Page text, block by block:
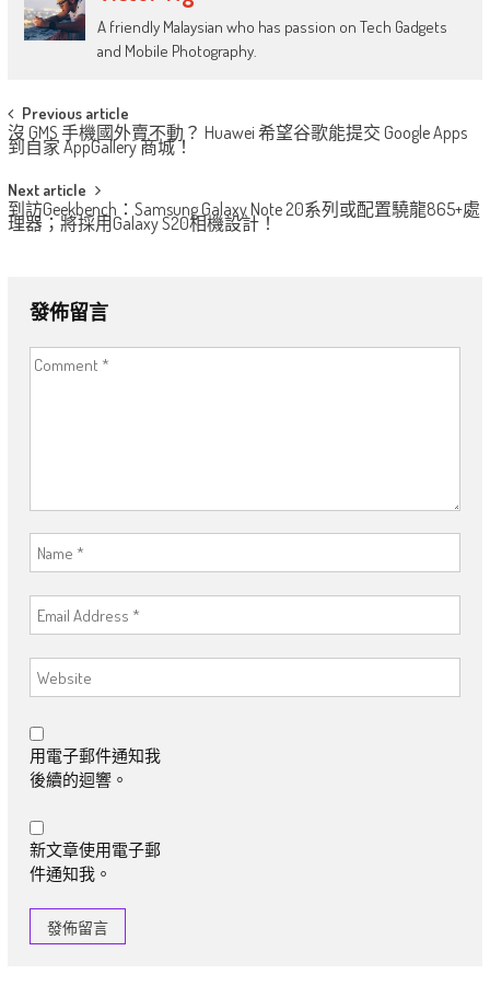
A friendly Malaysian who has passion on Tech Gadgets
and Mobile Photography.
Post
navigation
Previous article
沒 GMS 手機國外賣不動？ Huawei 希望谷歌能提交 Google Apps
到自家 AppGallery 商城！
Next article
到訪Geekbench：Samsung Galaxy Note 20系列或配置驍龍865+處
理器；將採用Galaxy S20相機設計！
發佈留言
用電子郵件通知我
後續的迴響。
新文章使用電子郵
件通知我。